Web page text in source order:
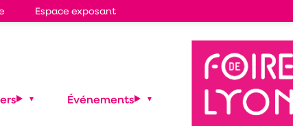
Espace exposant
Rouge au
Événements